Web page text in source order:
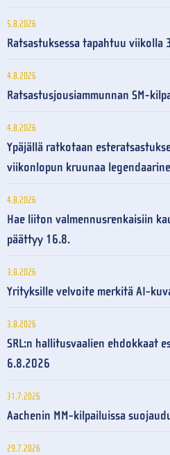
5.8.2026
Ratsastuksessa tapahtuu viikolla
4.8.2026
Ratsastusjousiammunnan SM-
4.8.2026
Ypäjällä ratkotaan
viikonlopun kruunaa
4.8.2026
Hae liiton valmennusrenkaisiin
päättyy 16.8.
3.8.2026
Yrityksille velvoite merkitä AI-
3.8.2026
SRL:n hallitusvaalien ehdokkaat
6.8.2026
31.7.2026
Aachenin MM-kilpailuissa
29.7.2026